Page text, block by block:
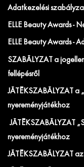
Adatkezelési
ELLE Beauty Awards -
ELLE Beauty Awards -
SZABÁLYZAT a
fellépésről
JÁTÉKSZABÁLYZAT a
nyereményjátékhoz
JÁTÉKSZABÁLYZAT
nyereményjátékhoz
JÁTÉKSZABÁLYZAT